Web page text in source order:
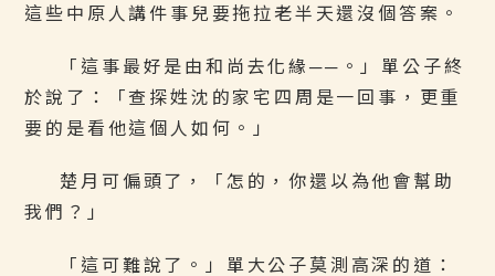
這些中原人講件事兒要拖拉老半天還沒個答案。
「這事最好是由和尚去化緣──。」單公子終
於說了：「查探姓沈的家宅四周是一回事，更重
要的是看他這個人如何。」
楚月可偏頭了，「怎的，你還以為他會幫助
我們？」
「這可難說了。」單大公子莫測高深的道：